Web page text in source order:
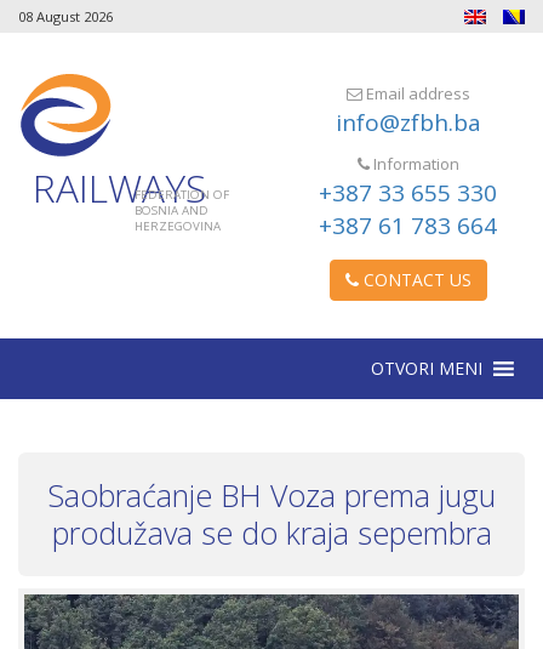
08 August 2026
RAILWAYS
FEDERATION OF
BOSNIA AND
HERZEGOVINA
Email address
info@zfbh.ba
Information
+387 33 655 330
+387 61 783 664
CONTACT US
OTVORI MENI
Saobraćanje BH Voza prema jugu
produžava se do kraja sepembra